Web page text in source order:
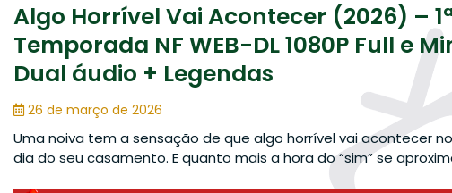
Algo Horrível Vai Acontecer (2026) – 1ª
Temporada NF WEB-DL 1080P Full e
Dual áudio + Legendas
26 de março de 2026
Uma noiva tem a sensação de que algo horrível vai acontecer no
dia do seu casamento. E quanto mais a hora do “sim” se